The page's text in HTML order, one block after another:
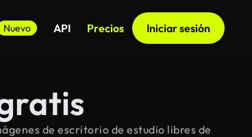
Nuevo API Precios Iniciar sesión
de escritorio de estudio libres de